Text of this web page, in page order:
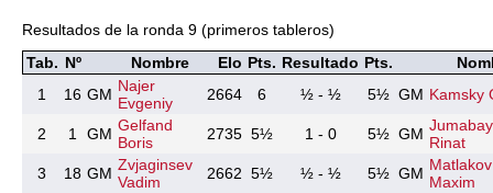
Resultados de la ronda 9 (primeros tableros)
Tab. Nº Nombre Elo Pts. Resultado Pts.
1
16 GM Najer
Evgeniy
2664 6 ½ - ½ 5½ GM Kamsky
2 1 GM Gelfand
Boris
2735 5½ 1 - 0 5½ GM Rinat
3
18 GM Zvjaginsev
Vadim
2662 5½ ½ - ½ 5½ GM Matlakov
Maxim